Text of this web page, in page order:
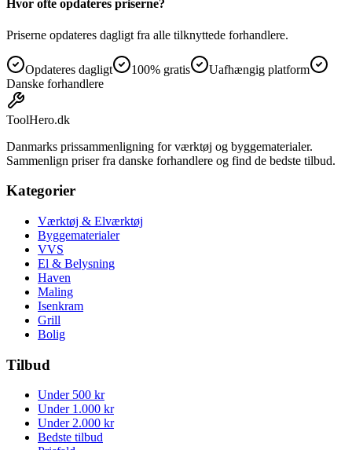
Hvor ofte opdateres priserne?
Priserne opdateres dagligt fra alle tilknyttede forhandlere.
Opdateres dagligt 100% gratis
Uafhængig platform
Danske forhandlere
ToolHero.dk
Danmarks prissammenligning for værktøj og byggematerialer.
Sammenlign priser fra danske forhandlere og find de bedste tilbud.
Kategorier
Værktøj & Elværktøj
Byggematerialer
VVS
El & Belysning
Haven
Maling
Isenkram
Grill
Bolig
Tilbud
Under 500 kr
Under 1.000 kr
Under 2.000 kr
Bedste tilbud